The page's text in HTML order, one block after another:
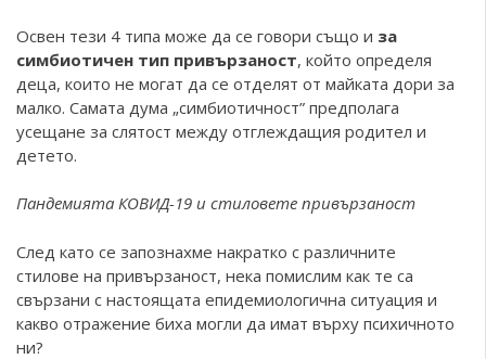
Освен тези 4 типа може да се говори също и за
симбиотичен тип привързаност, който определя
деца, които не могат да се отделят от майката дори за
малко. Самата дума „симбиотичност” предполага
усещане за слятост между отглеждащия родител и
детето.
Пандемията КОВИД-19 и стиловете привързаност
След като се запознахме накратко с различните
стилове на привързаност, нека помислим как те са
свързани с настоящата епидемиологична ситуация и
какво отражение биха могли да имат върху психичното
ни?